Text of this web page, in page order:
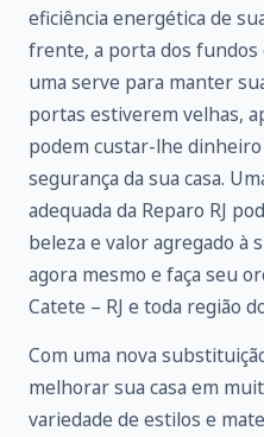
eficiência energética de sua
frente, a porta dos fundos
uma serve para manter
portas estiverem velhas,
podem custar-lhe dinheiro
segurança da sua casa.
adequada da Reparo RJ
beleza e valor agregado à
agora mesmo e faça seu
Catete – RJ e toda região
Com uma nova
melhorar sua casa em
variedade de estilos e